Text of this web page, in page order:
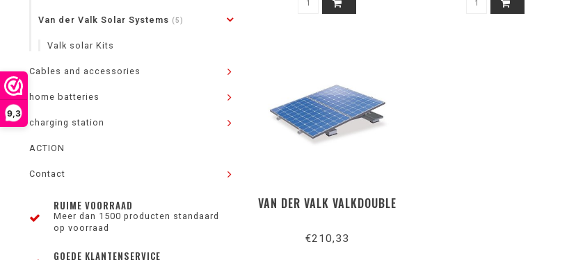
9,3
Van der Valk Solar Systems (5)
Valk solar Kits
Cables and accessories
home batteries
charging station
ACTION
Contact
RUIME VOORRAAD
Meer dan 1500 producten standaard
op voorraad
GOEDE KLANTENSERVICE
VAN DER VALK VALKDOUBLE
€210,33